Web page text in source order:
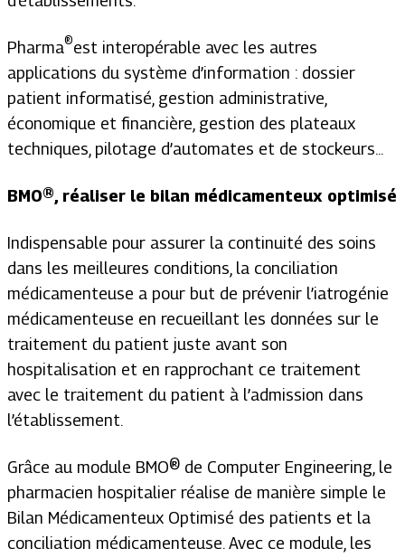
Pharma®est interopérable avec les autres
applications du système d’information : dossier
patient informatisé, gestion administrative,
économique et financière, gestion des plateaux
techniques, pilotage d’automates et de stockeurs...
BMO®, réaliser le bilan médicamenteux optimisé
Indispensable pour assurer la continuité des soins
dans les meilleures conditions, la conciliation
médicamenteuse a pour but de prévenir l’iatrogénie
médicamenteuse en recueillant les données sur le
traitement du patient juste avant son
hospitalisation et en rapprochant ce traitement
avec le traitement du patient à l’admission dans
l’établissement.
Grâce au module BMO® de Computer Engineering, le
pharmacien hospitalier réalise de manière simple le
Bilan Médicamenteux Optimisé des patients et la
conciliation médicamenteuse. Avec ce module, les